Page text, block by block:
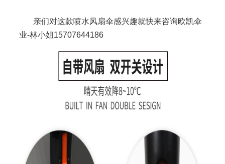
亲们对这款喷水风扇伞感兴趣就快来咨询欧凯伞
业-林小姐15707644186